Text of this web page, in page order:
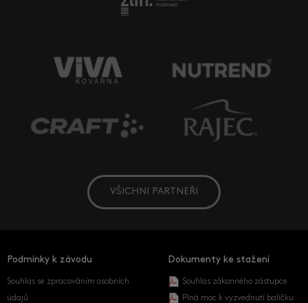
VŠICHNI PARTNEŘI
Podmínky k závodu
Souhlas se zpracováním osobních
údajů
Dokumenty ke stažení
Souhlas zákonného zástupce
Plná moc k vyzvednutí balíčku